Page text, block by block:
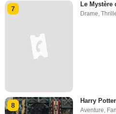
7
Le Mystère
Drame,
8
Harry
Aventure